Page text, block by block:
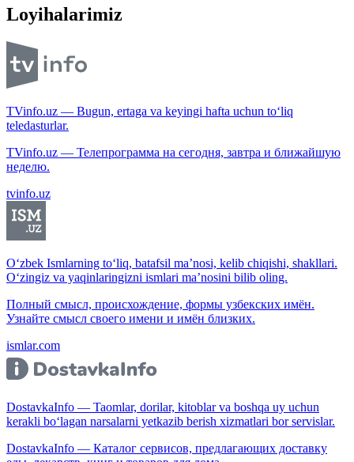
Loyihalarimiz
TVinfo.uz — Bugun, ertaga va keyingi hafta uchun to‘liq
teledasturlar.
TVinfo.uz — Телепрограмма на сегодня, завтра и ближайшую
неделю.
tvinfo.uz
O‘zbek Ismlarning to‘liq, batafsil ma’nosi, kelib chiqishi, shakllari.
O‘zingiz va yaqinlaringizni ismlari ma’nosini bilib oling.
Полный смысл, происхождение, формы узбекских имён.
Узнайте смысл своего имени и имён близких.
ismlar.com
DostavkaInfo — Taomlar, dorilar, kitoblar va boshqa uy uchun
kerakli bo‘lagan narsalarni yetkazib berish xizmatlari bor servislar.
DostavkaInfo — Каталог сервисов, предлагающих доставку